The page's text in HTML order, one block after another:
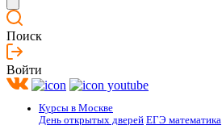
Поиск
Войти
Курсы в Москве
День открытых дверей ЕГЭ математика